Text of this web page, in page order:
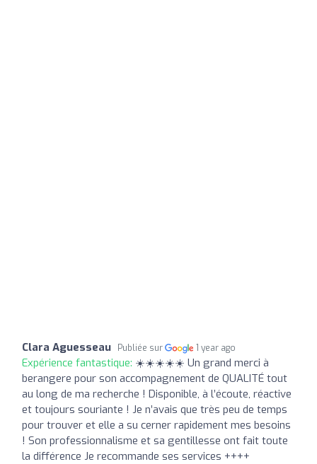
Clara Aguesseau Publiée sur 1 year ago
Expérience fantastique: ☀️☀️☀️☀️☀️ Un grand merci à
berangere pour son accompagnement de QUALITÉ tout
au long de ma recherche ! Disponible, à l’écoute, réactive
et toujours souriante ! Je n’avais que très peu de temps
pour trouver et elle a su cerner rapidement mes besoins
! Son professionnalisme et sa gentillesse ont fait toute
la différence Je recommande ses services ++++